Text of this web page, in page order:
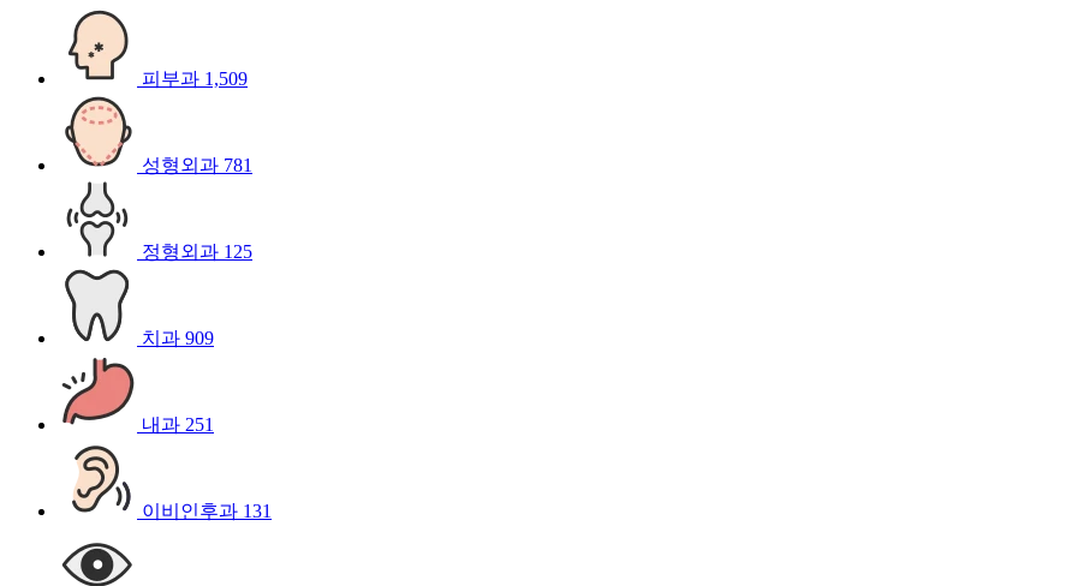
피부과 1,509
성형외과 781
정형외과 125
치과 909
내과 251
이비인후과 131